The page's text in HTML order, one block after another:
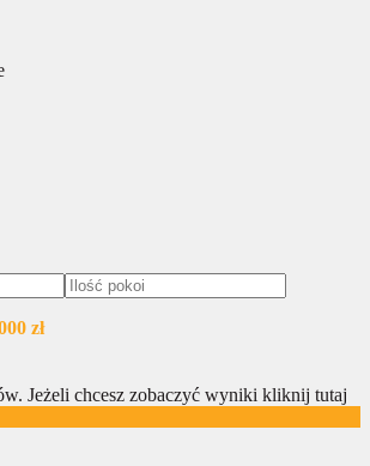
zł
Jeżeli chcesz zobaczyć wyniki kliknij tutaj